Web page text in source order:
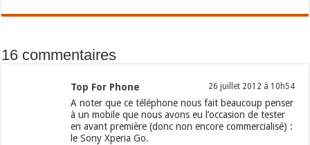
16 commentaires
Top For Phone 26 juillet 2012 à 10h54
A noter que ce téléphone nous fait beaucoup penser
à un mobile que nous avons eu l’occasion de tester
en avant première (donc non encore commercialisé) :
le Sony Xperia Go.